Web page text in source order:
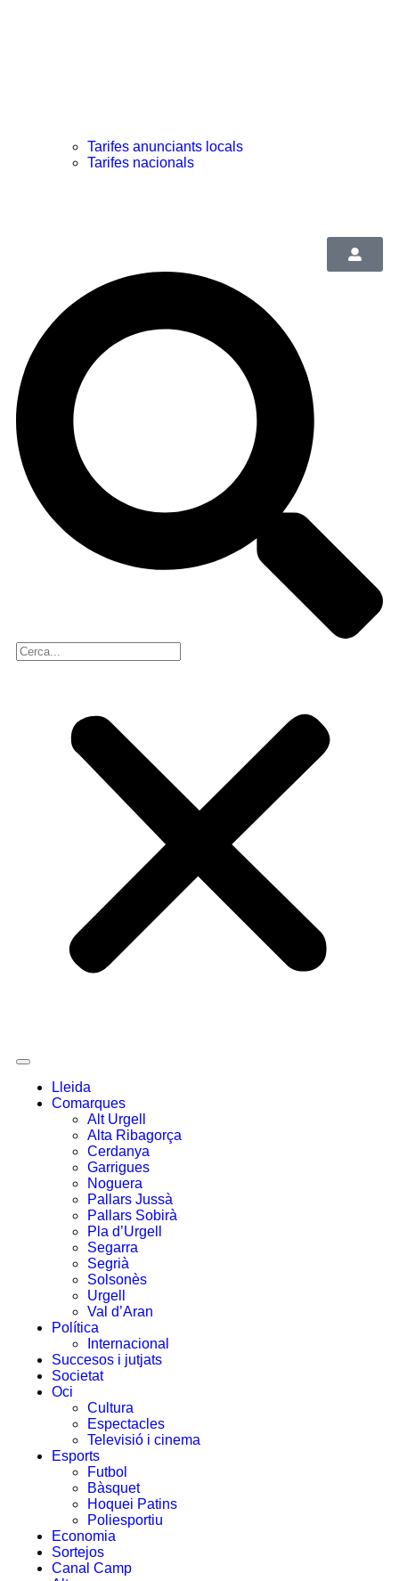
Tarifes anunciants locals
Tarifes nacionals
Lleida
Comarques
Alt Urgell
Alta Ribagorça
Cerdanya
Garrigues
Noguera
Pallars Jussà
Pallars Sobirà
Pla d’Urgell
Segarra
Segrià
Solsonès
Urgell
Val d’Aran
Política
Internacional
Succesos i jutjats
Societat
Oci
Cultura
Espectacles
Televisió i cinema
Esports
Futbol
Bàsquet
Hoquei Patins
Poliesportiu
Economia
Sortejos
Canal Camp